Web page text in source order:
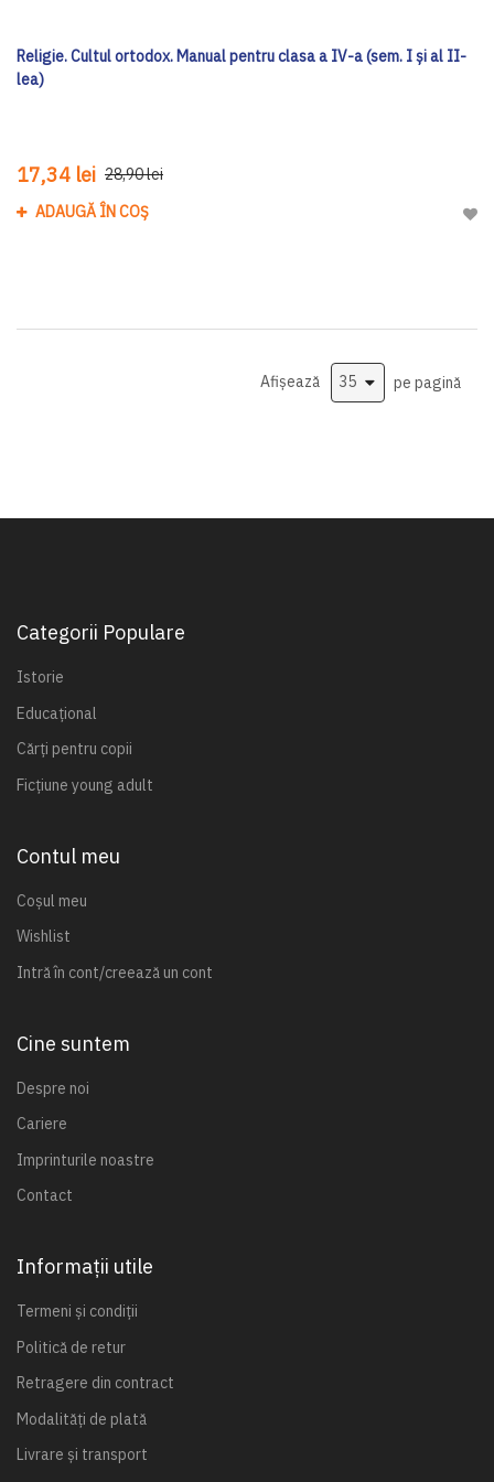
Religie. Cultul ortodox. Manual pentru clasa a IV-a (sem. I şi al II-
lea)
17,34 lei 28,90 lei
ADAUGĂ ÎN COȘ
Afișează pe pagină
Categorii Populare
Istorie
Educațional
Cărți pentru copii
Ficțiune young adult
Contul meu
Coșul meu
Wishlist
Intră în cont/creează un cont
Cine suntem
Despre noi
Cariere
Imprinturile noastre
Contact
Informații utile
Termeni și condiții
Politică de retur
Retragere din contract
Modalități de plată
Livrare și transport